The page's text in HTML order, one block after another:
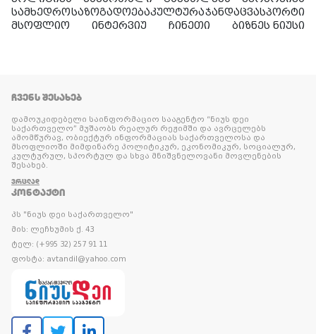
სამხედროსაზოგადოებაკულტურაჯანდაცვასპორტი
მსოფლიო
ინტერვიუ ჩინეთი ბიზნეს ნიუსი
ᲩᲕᲔᲜᲡ ᲨᲔᲡᲐᲮᲔᲑ
დამოუკიდებელი საინფორმაციო სააგენტო “ნიუს დეი
საქართველო” მუშაობს რეალურ რეჟიმში და ავრცელებს
ამომწურავ, ობიექტურ ინფორმაციას საქართველოსა და
მსოფლიოში მიმდინარე პოლიტიკურ, ეკონომიკურ, სოციალურ,
კულტურულ, სპორტულ და სხვა მნიშვნელოვანი მოვლენების
შესახებ.
ᲕᲠᲪᲚᲐᲓ
ᲙᲝᲜᲢᲐᲥᲢᲘ
პს "ნიუს დეი საქართველო"
მის: ლეჩხუმის ქ. 43
ტელ: (+995 32) 257 91 11
ფოსტა: avtandil@yahoo.com